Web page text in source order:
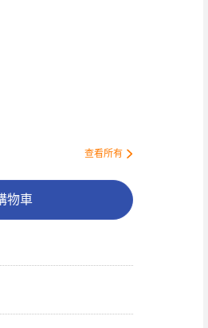
查看所有
物車